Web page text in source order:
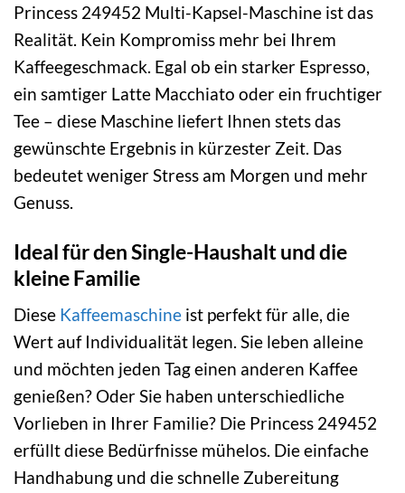
Princess 249452 Multi-Kapsel-Maschine ist das
Realität. Kein Kompromiss mehr bei Ihrem
Kaffeegeschmack. Egal ob ein starker Espresso,
ein samtiger Latte Macchiato oder ein fruchtiger
Tee – diese Maschine liefert Ihnen stets das
gewünschte Ergebnis in kürzester Zeit. Das
bedeutet weniger Stress am Morgen und mehr
Genuss.
Ideal für den Single-Haushalt und die
kleine Familie
Diese Kaffeemaschine ist perfekt für alle, die
Wert auf Individualität legen. Sie leben alleine
und möchten jeden Tag einen anderen Kaffee
genießen? Oder Sie haben unterschiedliche
Vorlieben in Ihrer Familie? Die Princess 249452
erfüllt diese Bedürfnisse mühelos. Die einfache
Handhabung und die schnelle Zubereitung